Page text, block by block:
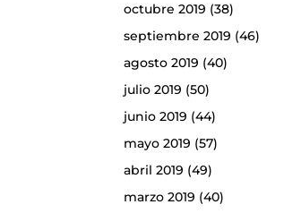
octubre 2019 (38)
septiembre 2019 (46)
agosto 2019 (40)
julio 2019 (50)
junio 2019 (44)
mayo 2019 (57)
abril 2019 (49)
marzo 2019 (40)